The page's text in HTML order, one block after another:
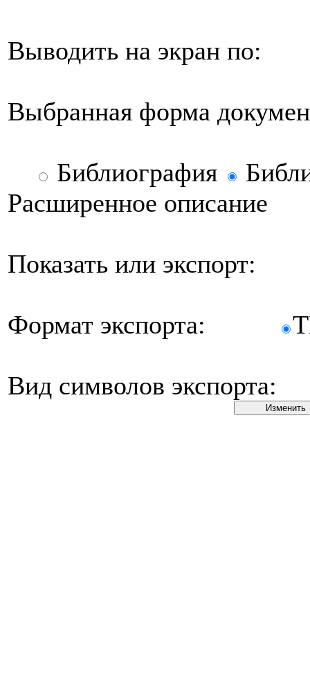
Выводить на экран по:
Выбранная форма
Библиография
Расширенное описание
Показать или экспорт:
Формат экспорта:
Вид символов экспорта: